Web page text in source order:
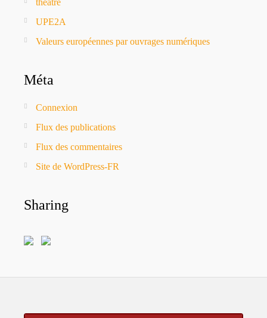
UPE2A
Valeurs européennes par ouvrages numériques
Méta
Connexion
Flux des publications
Flux des commentaires
Site de WordPress-FR
Sharing